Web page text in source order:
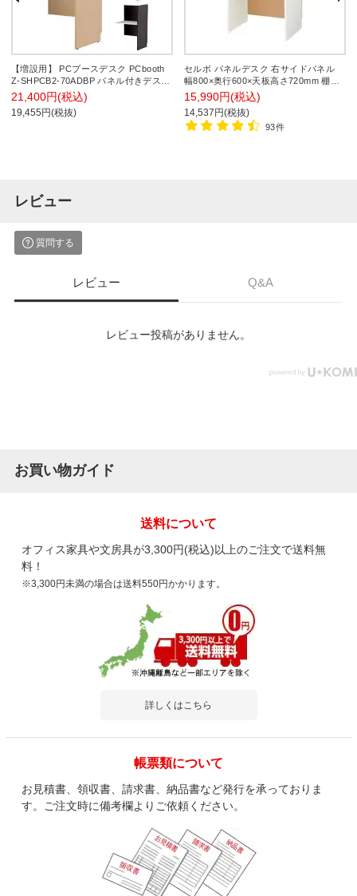
【増設用】 PCブースデスク PCbooth
Z-SHPCB2-70ADBP パネル付きデスク
幅718×奥行600×高さ1200mm(天板高さ
700mm) 背板付き
21,400円(税込)
19,455円(税抜)
セルボ パネルデスク 右サイドパネル
幅800×奥行600×天板高さ720mm 棚板
付き 配線ホール 連結可 個室デスク キ
ャレルデスク
15,990円(税込)
14,537円(税抜)
93件
レビュー
質問する
レビュー Q&A
レビュー投稿がありません。
お買い物ガイド
送料について
オフィス家具や文房具が3,300円(税込)以上のご注文で送料無
料！
※3,300円未満の場合は送料550円かかります。
詳しくはこちら
帳票類について
お見積書、領収書、請求書、納品書など発行を承っておりま
す。ご注文時に備考欄よりご依頼ください。